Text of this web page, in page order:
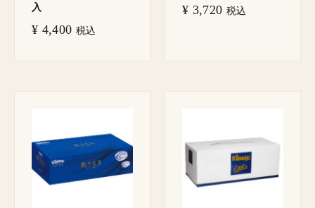
入
¥ 4,400 税込
¥ 3,720 税込